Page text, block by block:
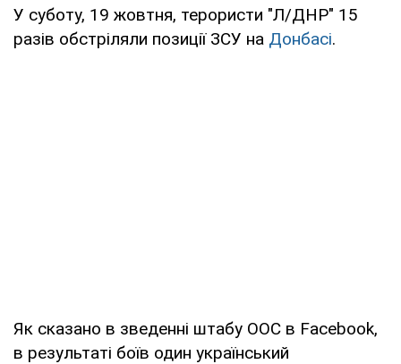
У суботу, 19 жовтня, терористи "Л/ДНР" 15
разів обстріляли позиції ЗСУ на Донбасі.
Як сказано в зведенні штабу ООС в Facebook,
в результаті боїв один український